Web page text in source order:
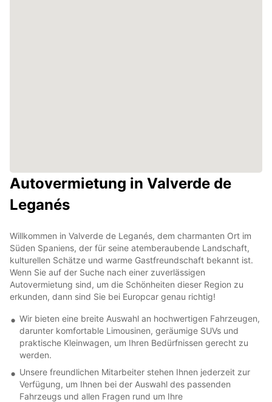
Autovermietung in Valverde de
Leganés
Willkommen in Valverde de Leganés, dem charmanten Ort im
Süden Spaniens, der für seine atemberaubende Landschaft,
kulturellen Schätze und warme Gastfreundschaft bekannt ist.
Wenn Sie auf der Suche nach einer zuverlässigen
Autovermietung sind, um die Schönheiten dieser Region zu
erkunden, dann sind Sie bei Europcar genau richtig!
Wir bieten eine breite Auswahl an hochwertigen Fahrzeugen,
darunter komfortable Limousinen, geräumige SUVs und
praktische Kleinwagen, um Ihren Bedürfnissen gerecht zu
werden.
Unsere freundlichen Mitarbeiter stehen Ihnen jederzeit zur
Verfügung, um Ihnen bei der Auswahl des passenden
Fahrzeugs und allen Fragen rund um Ihre